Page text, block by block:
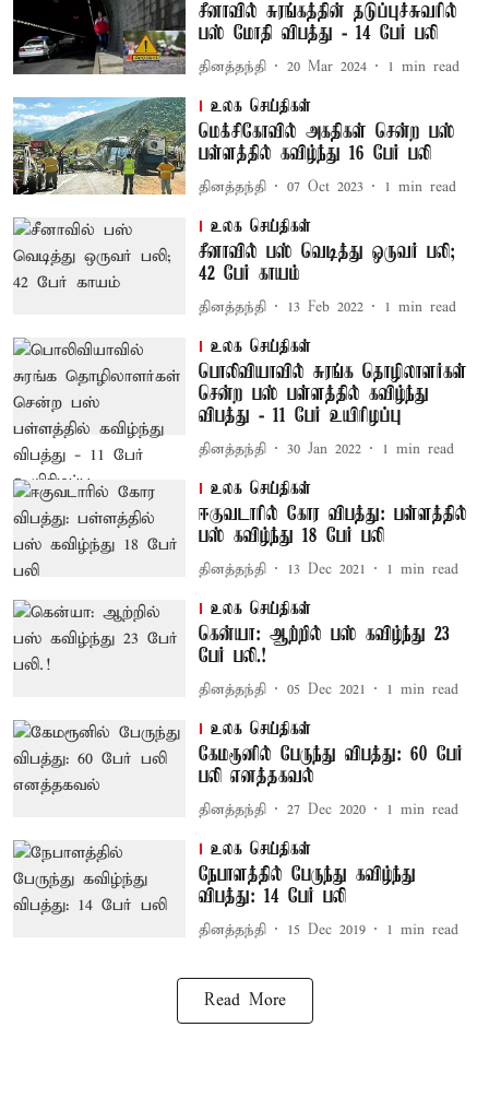
சீனாவில் சுரங்கத்தின் தடுப்புச்சுவரில்
பஸ் மோதி விபத்து - 14 பேர் பலி
தினத்தந்தி 20 Mar 2024 1 min read
உலக செய்திகள்
மெக்சிகோவில் அகதிகள் சென்ற பஸ்
பள்ளத்தில் கவிழ்ந்து 16 பேர் பலி
தினத்தந்தி 07 Oct 2023 1 min read
உலக செய்திகள்
சீனாவில் பஸ் வெடித்து ஒருவர் பலி;
42 பேர் காயம்
தினத்தந்தி 13 Feb 2022 1 min read
உலக செய்திகள்
பொலிவியாவில் சுரங்க தொழிலாளர்கள்
சென்ற பஸ் பள்ளத்தில் கவிழ்ந்து
விபத்து - 11 பேர் உயிரிழப்பு
தினத்தந்தி 30 Jan 2022 1 min read
உலக செய்திகள்
ஈகுவடாரில் கோர விபத்து: பள்ளத்தில்
பஸ் கவிழ்ந்து 18 பேர் பலி
தினத்தந்தி 13 Dec 2021 1 min read
உலக செய்திகள்
கென்யா: ஆற்றில் பஸ் கவிழ்ந்து 23
பேர் பலி.!
தினத்தந்தி 05 Dec 2021 1 min read
உலக செய்திகள்
கேமரூனில் பேருந்து விபத்து: 60 பேர்
பலி எனத்தகவல்
தினத்தந்தி 27 Dec 2020 1 min read
உலக செய்திகள்
நேபாளத்தில் பேருந்து கவிழ்ந்து
விபத்து: 14 பேர் பலி
தினத்தந்தி 15 Dec 2019 1 min read
Read More